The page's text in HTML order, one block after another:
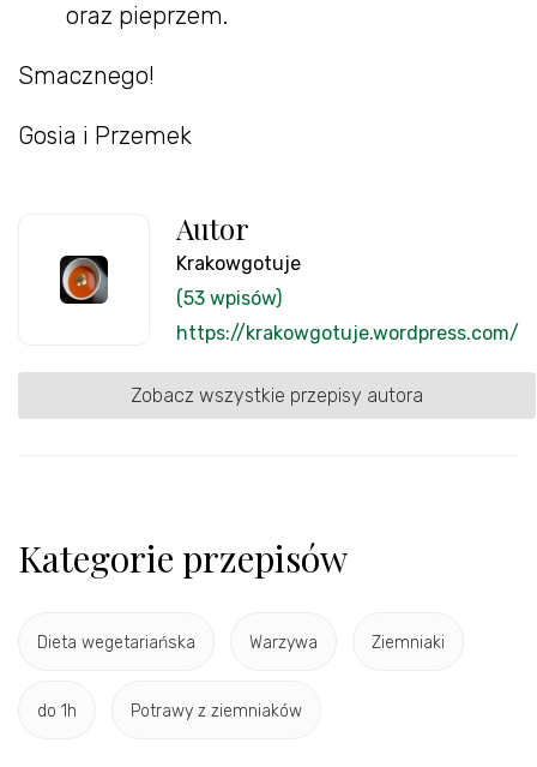
oraz pieprzem.
Smacznego!
Gosia i Przemek
Autor
Krakowgotuje
(53 wpisów)
https://krakowgotuje.wordpress.com/
Zobacz wszystkie przepisy autora
Kategorie przepisów
Dieta wegetariańska Warzywa Ziemniaki
do 1h Potrawy z ziemniaków